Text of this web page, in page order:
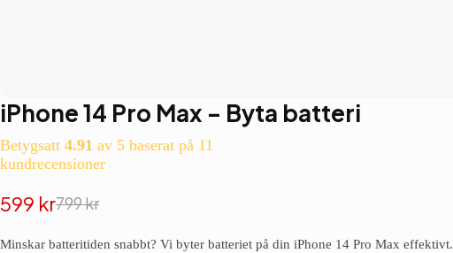
iPhone 14 Pro Max – Byta batteri
Betygsatt 4.91 av 5 baserat på 11
kundrecensioner
799kr
Det
ursprungliga
599 krDet
nuvarande
Minskar batteritiden snabbt? Vi byter batteriet på din iPhone 14 Pro Max effektivt.